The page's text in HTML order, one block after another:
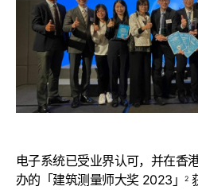
电子系统已受业界认可，并在香
办的「建筑测量师大奖 2023」2